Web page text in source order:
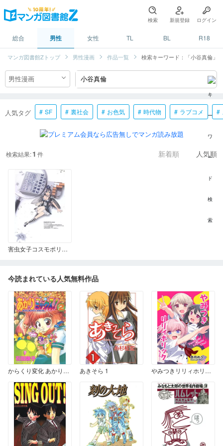
検索 新規登録 ログイン
総合 男性 女性 TL BL R18
マンガ図書館Zトップ 男性漫画 作品一覧 検索キーワード：「小谷真倫」
人気タグ SF 裏社会 お色気 時代物 ラブコメ
検索結果:1 件 新着順 人気順
害虫女子コスモポリタン
今読まれている人気無料作品
からくり変化 あかりミックス！ 2 あきそら 1 やみつきリリィホリックちゅう♪ 第1話 うへへへ、やみつき♪